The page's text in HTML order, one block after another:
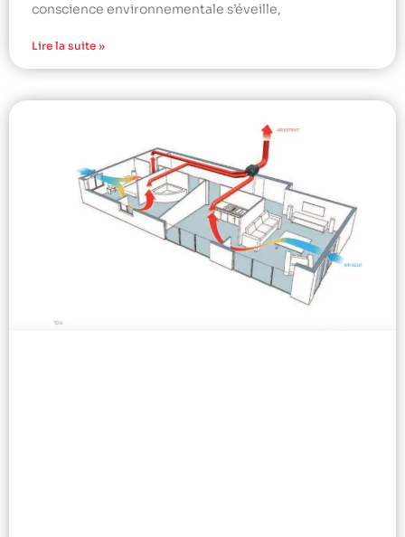
conscience environnementale s’éveille,
Lire la suite »